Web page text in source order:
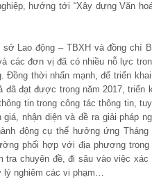
hướng tới “Xây dựng Văn
Lao động – TBXH và đồng chí
các đơn vị đã có nhiều nỗ lực
thời nhấn mạnh, để triển
đạt được trong năm 2017, triển
tin trong công tác thông tin,
nhận diện và đề ra giải pháp
động cụ thể hưởng ứng
phối hợp với địa phương
chuyên đề, đi sâu vào việc
lý nghiêm các vi phạm…